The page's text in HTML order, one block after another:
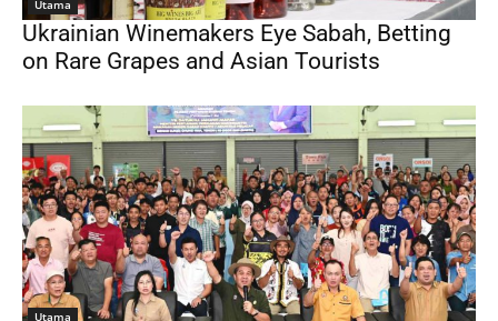
Utama
Ukrainian Winemakers Eye Sabah, Betting
on Rare Grapes and Asian Tourists
Utama